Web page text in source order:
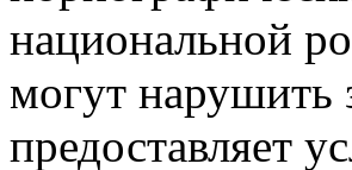
национальной
могут нарушить
предоставляет